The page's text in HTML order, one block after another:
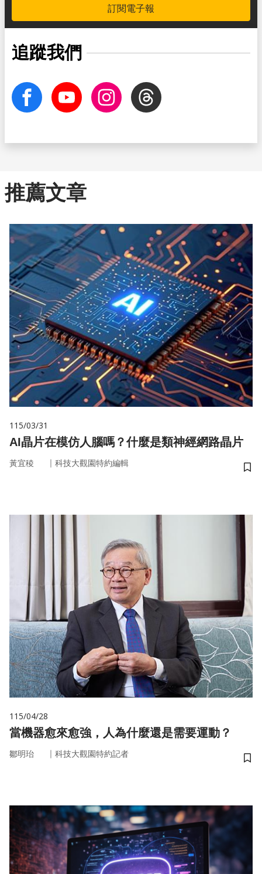
訂閱電子報
追蹤我們
facebook Youtube InstagramThreads
推薦文章
115/03/31
AI晶片在模仿人腦嗎？什麼是類神經網路晶片
黃宜稜 ｜ 科技大觀園特約編輯
儲
115/04/28
當機器愈來愈強，人為什麼還是需要運動？
鄒明珆 ｜ 科技大觀園特約記者
儲